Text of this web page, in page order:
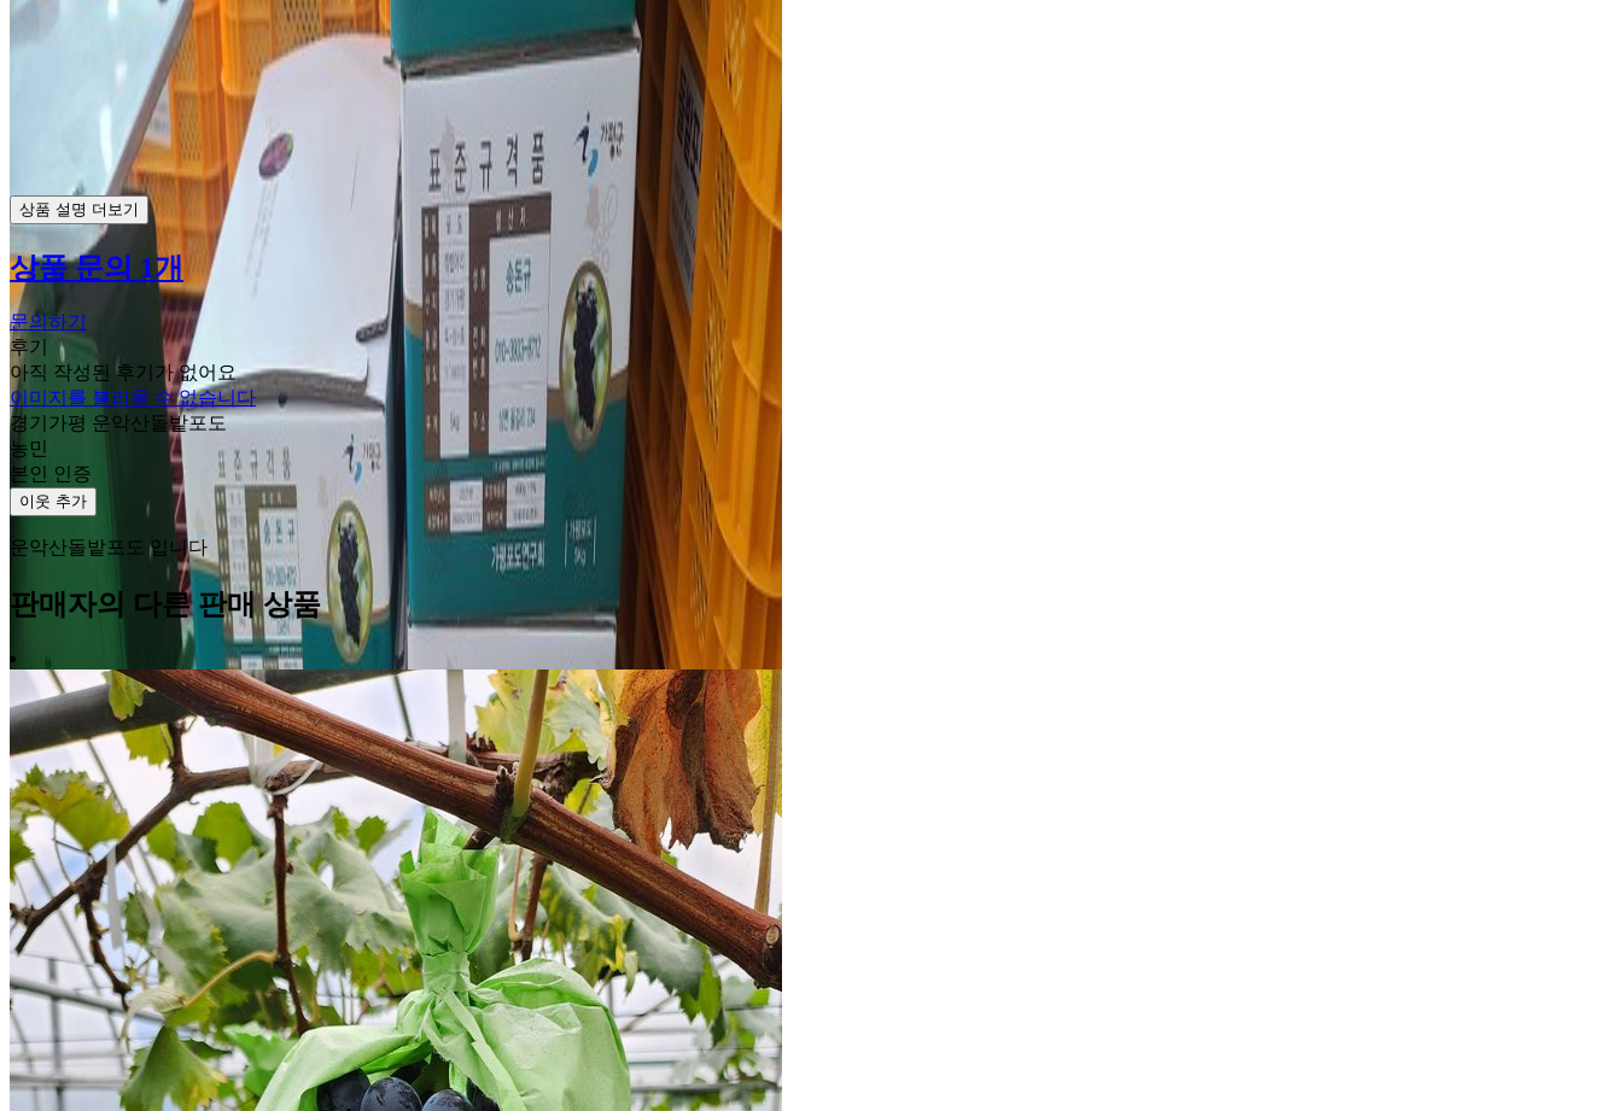
상품 설명 더보기
상품 문의 1개
문의하기
후기
아직 작성된 후기가 없어요
이미지를 불러올 수 없습니다
경기가평 운악산돌밭포도
농민
본인 인증
이웃 추가
운악산돌밭포도 입니다
판매자의 다른 판매 상품